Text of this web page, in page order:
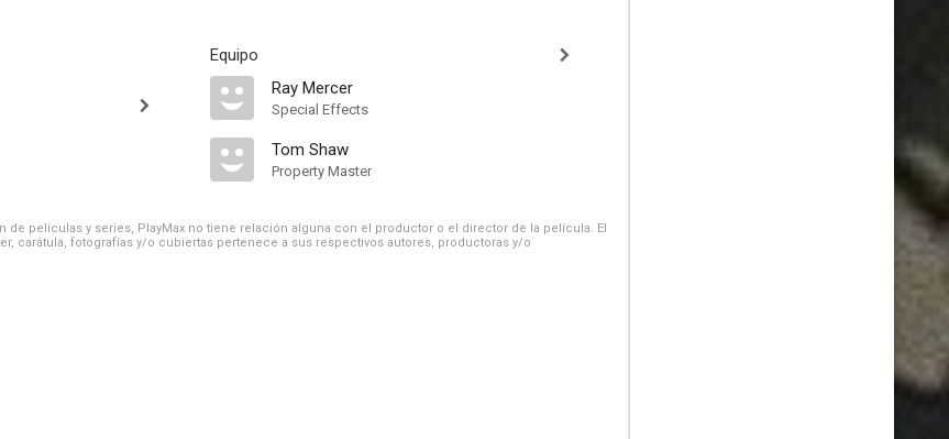
Equipo
Ray Mercer
Special Effects
Tom Shaw
Property Master
de películas y series, PlayMax no tiene relación alguna con el productor o el director de la película. El
carátula, fotografías y/o cubiertas pertenece a sus respectivos autores, productoras y/o